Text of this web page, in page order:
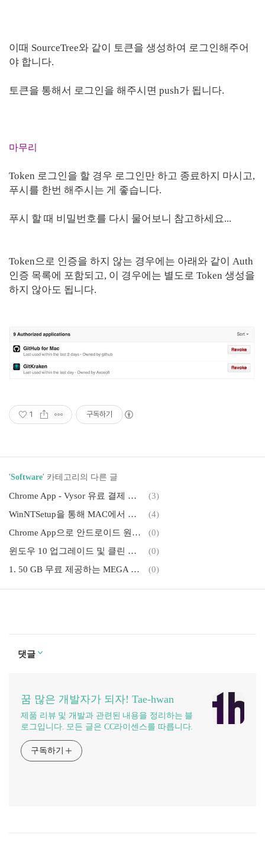
이때 SourceTree와 같이 토큰을 생성하여 로그인해주어
야 합니다.
토큰을 통해서 로그인을 해주시면 push가 됩니다.
마무리
Token 로그인을 할 경우 로그인만 하고 종료하지 마시고,
푸시를 한번 해주시는 게 좋습니다.
푸시 할 때 비밀번호를 다시 물어보니 참고하세요...
Token으로 인증을 하지 않는 경우에는 아래와 같이 Auth
인증 목록에 포함되고, 이 경우에는 별도로 Token 생성을
하지 않아도 됩니다.
1 구독하기
'Software' 카테고리의 다른 글
Chrome App - Vysor 유료 결제 하기
(3)
WinNTSetup을 통해 MAC에서 동작하는 윈도우 설치하기
(4)
Chrome App으로 안드로이드 원격 제어 하기(Vysor)
(0)
윈도우 10 업그레이드 및 클린 설치하기
(0)
1. 50 GB 무료 제공하는 MEGA 살펴보기
(0)
댓글
꿈 많은 개발자가 되자! Tae-hwan
제품 리뷰 및 개발과 관련된 내용을 정리하는 블
로그입니다. 모든 글은 CC라이센스를 따릅니다.
구독하기